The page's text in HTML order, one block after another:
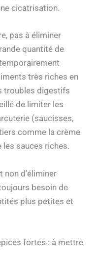
cicatrisation.
pas à éliminer
quantité de
très riches en
troubles digestifs
de limiter les
(saucisses,
comme la crème
sauces riches.
non d’éliminer
besoin de
plus petites et
fortes : à mettre